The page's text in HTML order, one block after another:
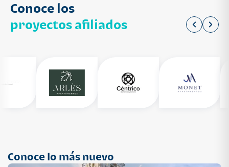
Conoce los
proyectos afiliados
Conoce lo más nuevo